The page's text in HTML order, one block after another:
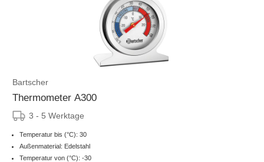
Bartscher
Thermometer A300
3 - 5 Werktage
Temperatur bis (°C): 30
Außenmaterial: Edelstahl
Temperatur von (°C): -30